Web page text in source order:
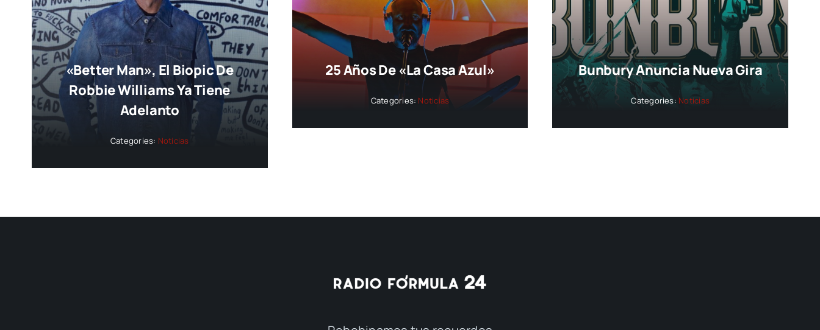
«Better Man», El Biopic De
Robbie Williams Ya Tiene
Adelanto
Categories: Noticias
25 Años De «La Casa Azul»
Categories: Noticias
Bunbury Anuncia Nueva Gira
Categories: Noticias